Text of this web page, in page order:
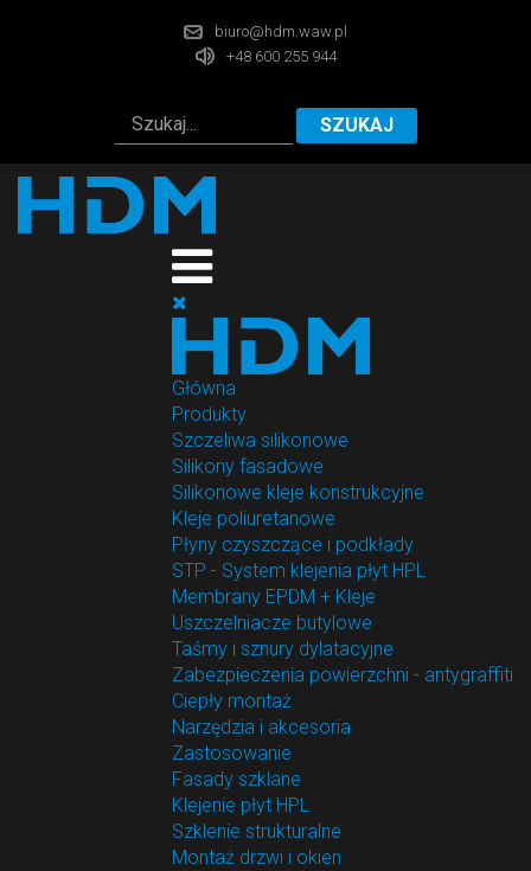
biuro@hdm.waw.pl
+48 600 255 944
SZUKAJ
Główna
Produkty
Szczeliwa silikonowe
Silikony fasadowe
Silikonowe kleje konstrukcyjne
Kleje poliuretanowe
Płyny czyszczące i podkłady
STP - System klejenia płyt HPL
Membrany EPDM + Kleje
Uszczelniacze butylowe
Taśmy i sznury dylatacyjne
Zabezpieczenia powierzchni - antygraffiti
Ciepły montaż
Narzędzia i akcesoria
Zastosowanie
Fasady szklane
Klejenie płyt HPL
Szklenie strukturalne
Montaż drzwi i okien